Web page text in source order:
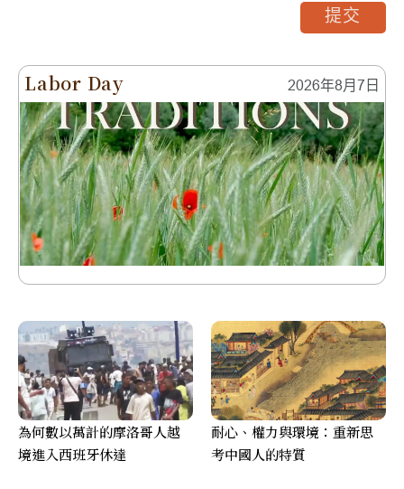
Labor Day 2026年8月7日
提交
為何數以萬計的摩洛哥人越
境進入西班牙休達
耐心、權力與環境：重新思
考中國人的特質